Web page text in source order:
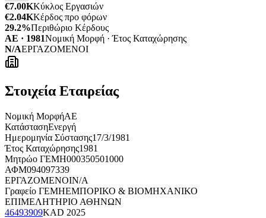
€7.00KΚύκλος Εργασιών
€2.04KΚέρδος προ φόρων
29.2%Περιθώριο Κέρδους
ΑΕ · 1981Νομική Μορφή · Έτος Καταχώρησης
N/AΕΡΓΑΖΟΜΕΝΟΙ
Στοιχεία Εταιρείας
Νομική ΜορφήΑΕ
ΚατάστασηΕνεργή
Ημερομηνία Σύστασης17/3/1981
Έτος Καταχώρησης1981
Μητρώο ΓΕΜΗ000350501000
ΑΦΜ094097339
ΕΡΓΑΖΟΜΕΝΟΙN/A
Γραφείο ΓΕΜΗΕΜΠΟΡΙΚΟ & ΒΙΟΜΗΧΑΝΙΚΟ
ΕΠΙΜΕΛΗΤΗΡΙΟ ΑΘΗΝΩΝ
46493909KAD 2025